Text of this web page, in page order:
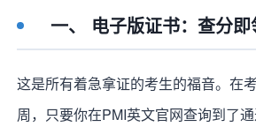
一、 电子版证书：查分即
这是所有着急拿证的考生的福音。在
周，只要你在PMI英文官网查询到了